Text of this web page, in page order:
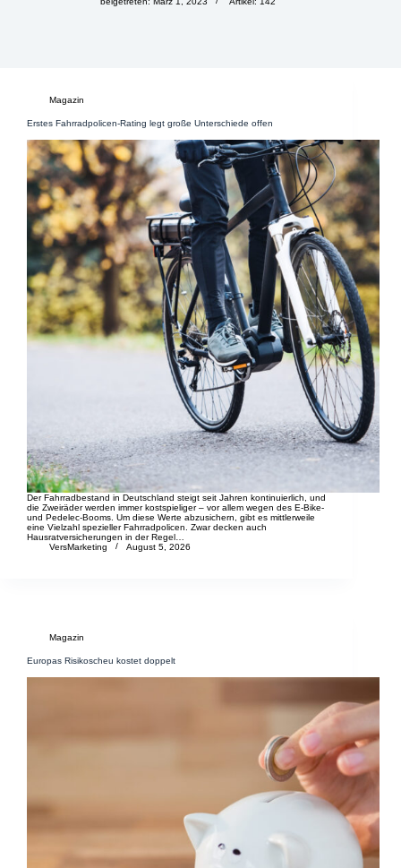
Magazin
Erstes Fahrradpolicen-Rating legt große Unterschiede offen
Der Fahrradbestand in Deutschland steigt seit Jahren kontinuierlich, und
die Zweiräder werden immer kostspieliger – vor allem wegen des E-Bike-
und Pedelec-Booms. Um diese Werte abzusichern, gibt es mittlerweile
eine Vielzahl spezieller Fahrradpolicen. Zwar decken auch
Hausratversicherungen in der Regel…
VersMarketing
August 5, 2026
Magazin
Europas Risikoscheu kostet doppelt